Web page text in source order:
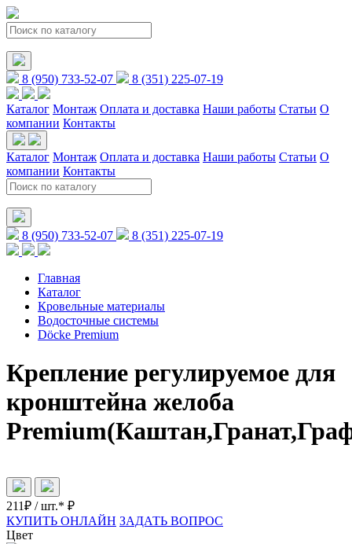
8 (950) 733-52-07 8 (351) 225-07-19
Каталог Монтаж Оплата и доставка Наши работы Статьи О
компании Контакты
Каталог Монтаж Оплата и доставка Наши работы Статьи О
компании Контакты
8 (950) 733-52-07 8 (351) 225-07-19
Главная
Каталог
Кровельные материалы
Водосточные системы
Döcke Premium
Крепление регулируемое для
кронштейна желоба
211₽ / шт.* ₽
КУПИТЬ ОНЛАЙН ЗАДАТЬ ВОПРОС
Цвет